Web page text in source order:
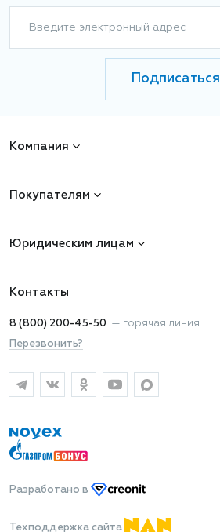
Введите электронный адрес
Подписаться
Компания
Покупателям
Юридическим лицам
Контакты
8 (800) 200-45-50 — горячая линия
Перезвонить?
Разработано в
Техподдержка сайта